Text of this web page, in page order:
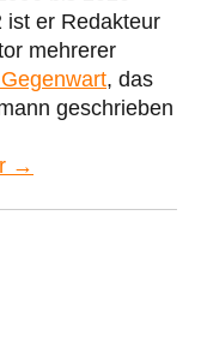
ist er Redakteur
mehrerer
, das
geschrieben
→